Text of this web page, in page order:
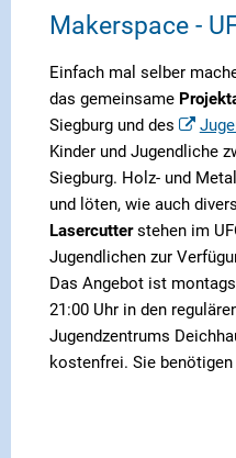
Makerspace -
Einfach mal selber
das gemeinsame
Siegburg und des
Kinder und Jugendliche
Siegburg. Holz- und
und löten, wie auch
Lasercutterstehen im
Jugendlichen zur
Das Angebot ist
21:00 Uhr in den
Jugendzentrums
kostenfrei. Sie